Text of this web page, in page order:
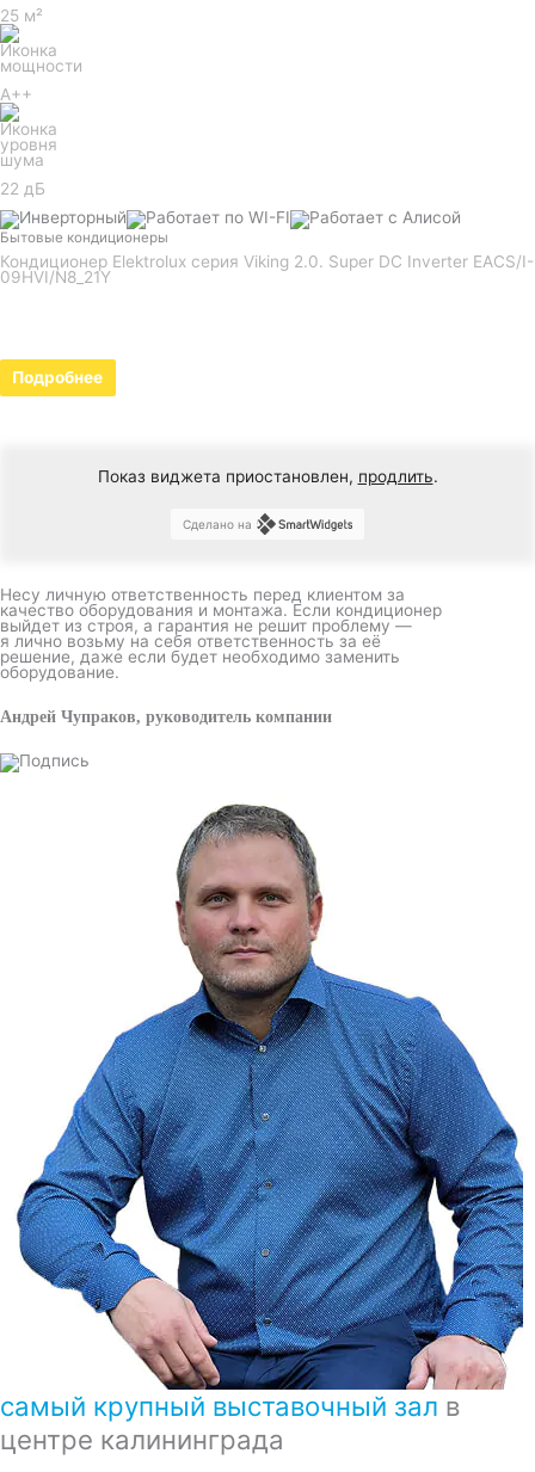
25 м²
A++
22 дБ
Бытовые кондиционеры
Кондиционер Elektrolux серия Viking 2.0. Super DC Inverter EACS/I-
09HVI/N8_21Y
Подробнее
Показ виджета приостановлен, продлить.
Сделано на
Несу личную ответственность перед клиентом за
качество оборудования и монтажа. Если кондиционер
выйдет из строя, а гарантия не решит проблему —
я лично возьму на себя ответственность за её
решение, даже если будет необходимо заменить
оборудование.
Андрей Чупраков, руководитель компании
самый крупный выставочный зал в
центре калининграда